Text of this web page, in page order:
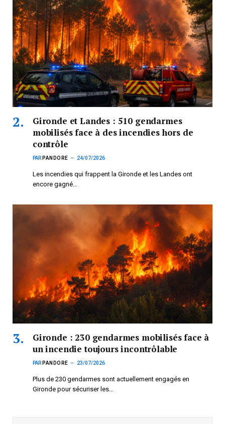
Gironde et Landes : 510 gendarmes
mobilisés face à des incendies hors de
contrôle
PAR PANDORE 24/07/2026
Les incendies qui frappent la Gironde et les Landes ont
encore gagné…
Gironde : 230 gendarmes mobilisés face à
un incendie toujours incontrôlable
PAR PANDORE 23/07/2026
Plus de 230 gendarmes sont actuellement engagés en
Gironde pour sécuriser les…